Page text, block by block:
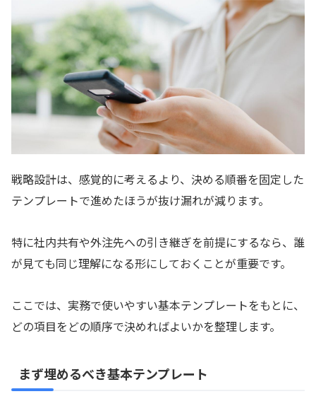
戦略設計は、感覚的に考えるより、決める順番を固定した
テンプレートで進めたほうが抜け漏れが減ります。
特に社内共有や外注先への引き継ぎを前提にするなら、誰
が見ても同じ理解になる形にしておくことが重要です。
ここでは、実務で使いやすい基本テンプレートをもとに、
どの項目をどの順序で決めればよいかを整理します。
まず埋めるべき基本テンプレート